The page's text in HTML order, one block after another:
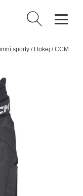
Vyhledávání
sporty / Hokej /CCM